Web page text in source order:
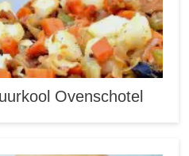
Ovenschotel